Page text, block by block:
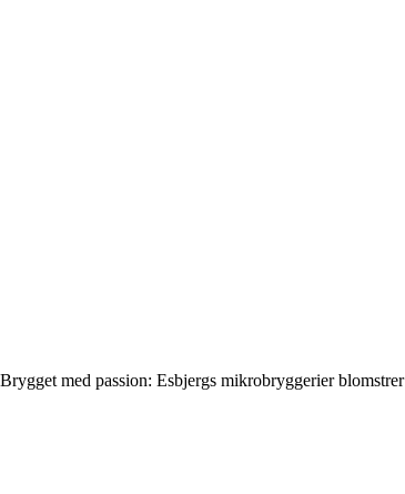
Brygget med passion: Esbjergs mikrobryggerier blomstrer